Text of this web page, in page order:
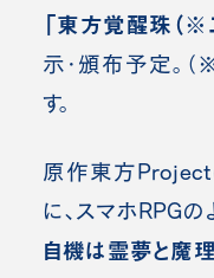
「東方覚醒珠（※
示・頒布予定。 （
す。
原作東方Project
に、スマホRPGの
自機は霊夢と魔